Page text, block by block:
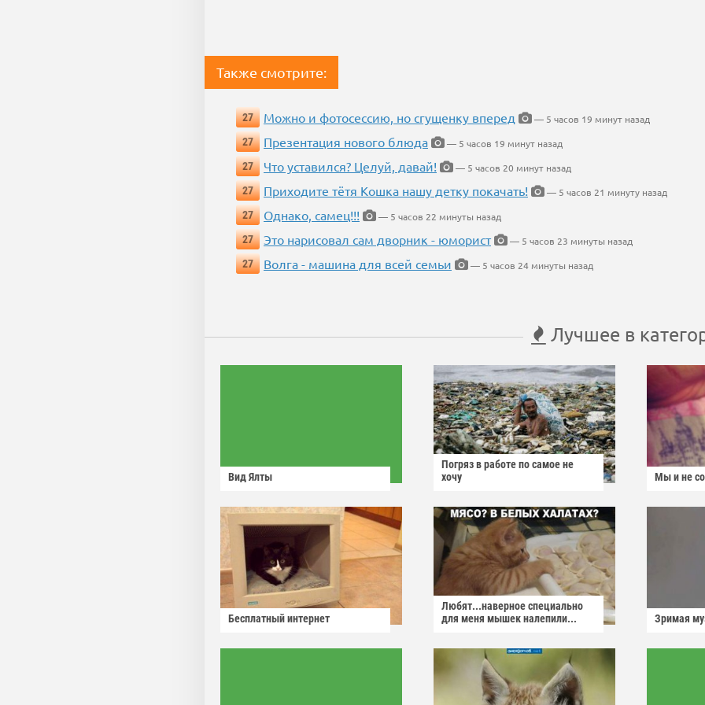
Также смотрите:
27 Можно и фотосессию, но сгущенку вперед
— 5 часов 19 минут назад
27
Презентация нового блюда
— 5 часов 19 минут назад
27
Что уставился? Целуй, давай!
— 5 часов 20 минут назад
27
Приходите тётя Кошка нашу детку покачать!
— 5 часов 21 минуту назад
27
Однако, самец!!!
— 5 часов 22 минуты назад
27
Это нарисовал сам дворник - юморист
— 5 часов 23 минуты назад
27
Волга - машина для всей семьи — 5 часов 24 минуты назад
Лучшее в
Вид Ялты
Погряз в работе по самое не
хочу
Мы и не
Бесплатный интернет
Любят...наверное специально
для меня мышек налепили...
Зримая